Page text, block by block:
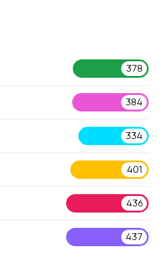
378
384
334
401
436
437